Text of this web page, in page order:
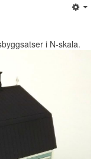
i N-skala.